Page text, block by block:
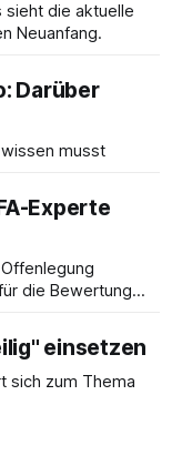
sieht die aktuelle
Neuanfang.
Darüber
musst
Experte
die Bewertung
einsetzen
sich zum Thema